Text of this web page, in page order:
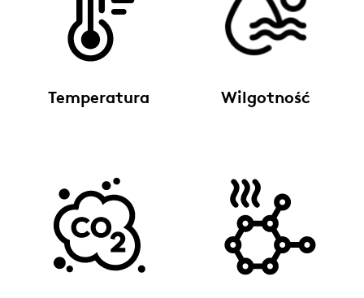
Temperatura Wilgotność